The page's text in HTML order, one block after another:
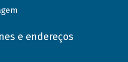
e endereços